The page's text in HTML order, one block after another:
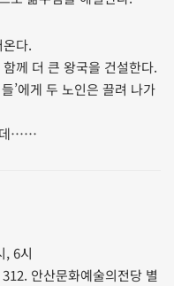
다.
께 더 큰 왕국을 건설한다.
’에게 두 노인은 끌려 나가
데……
, 6시
안산문화예술의전당 별